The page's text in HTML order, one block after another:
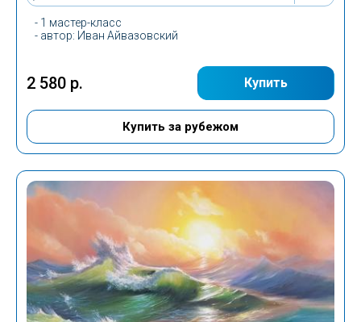
- 1 мастер-класс
- автор: Иван Айвазовский
Купить
2 580 р.
Купить за рубежом